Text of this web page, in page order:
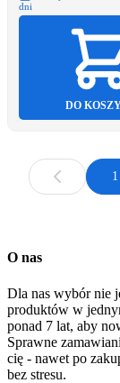
dni
DO
1
O nas
Dla nas wybór nie
produktów w
ponad 7 lat, aby
Sprawne
cię - nawet po
bez stresu.